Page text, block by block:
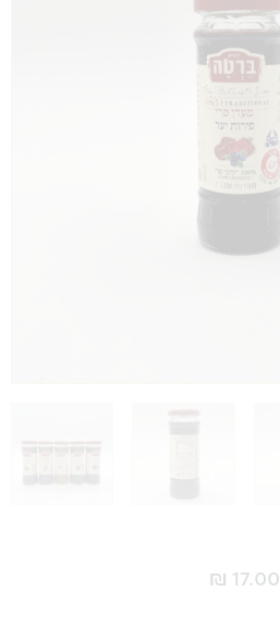
₪ 17.00